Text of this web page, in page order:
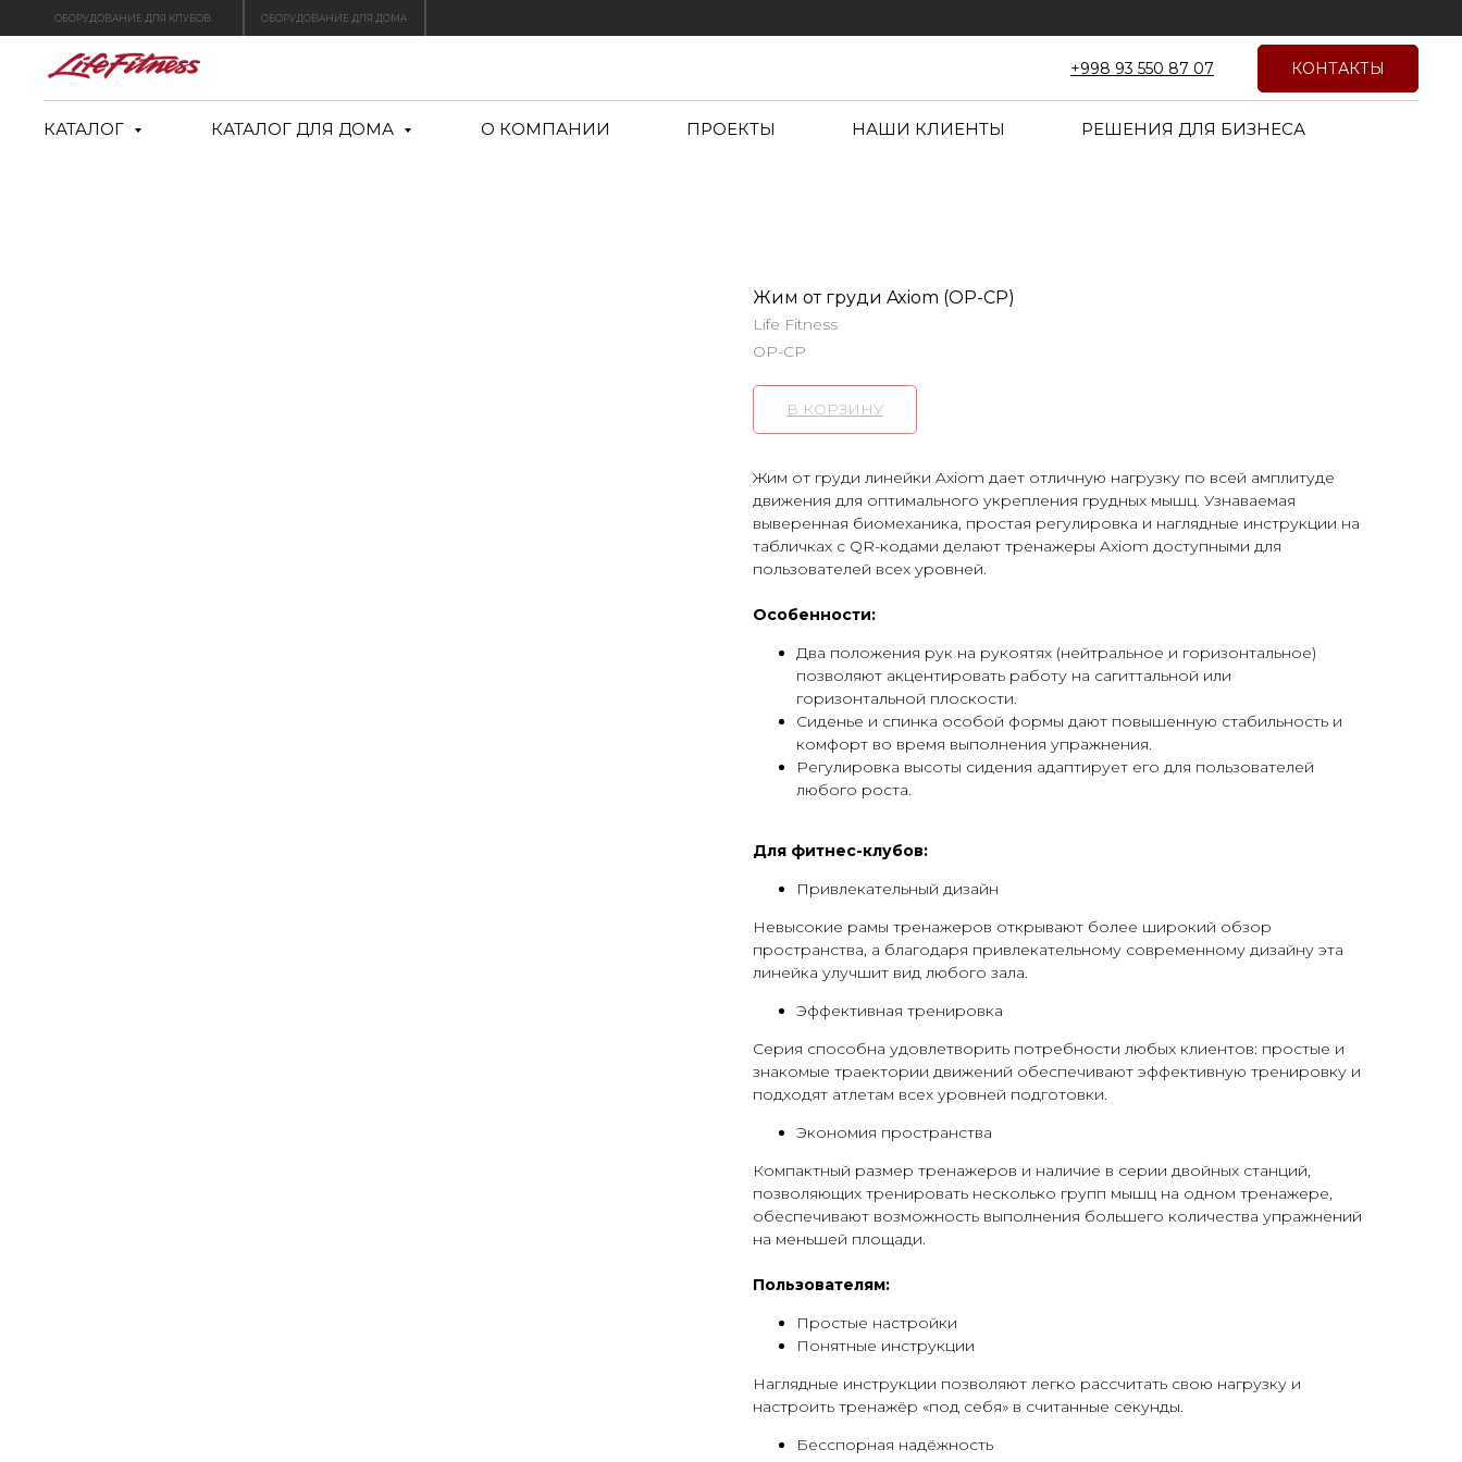
ОБОРУДОВАНИЕ ДЛЯ КЛУБОВ ОБОРУДОВАНИЕ ДЛЯ ДОМА
+998 93 550 87 07 КОНТАКТЫ
КАТАЛОГ КАТАЛОГ ДЛЯ ДОМА О КОМПАНИИ ПРОЕКТЫ НАШИ КЛИЕНТЫ РЕШЕНИЯ ДЛЯ БИЗНЕСА
Жим от груди Axiom (OP-CP)
Life Fitness
OP-CP
В КОРЗИНУ
Жим от груди линейки Axiom дает отличную нагрузку по всей амплитуде
движения для оптимального укрепления грудных мышц. Узнаваемая
выверенная биомеханика, простая регулировка и наглядные инструкции на
табличках с QR-кодами делают тренажеры Axiom доступными для
пользователей всех уровней.
Особенности:
Два положения рук на рукоятях (нейтральное и горизонтальное)
позволяют акцентировать работу на сагиттальной или
горизонтальной плоскости.
Сиденье и спинка особой формы дают повышенную стабильность и
комфорт во время выполнения упражнения.
Регулировка высоты сидения адаптирует его для пользователей
любого роста.
Для фитнес-клубов:
Привлекательный дизайн
Невысокие рамы тренажеров открывают более широкий обзор
пространства, а благодаря привлекательному современному дизайну эта
линейка улучшит вид любого зала.
Эффективная тренировка
Серия способна удовлетворить потребности любых клиентов: простые и
знакомые траектории движений обеспечивают эффективную тренировку и
подходят атлетам всех уровней подготовки.
Экономия пространства
Компактный размер тренажеров и наличие в серии двойных станций,
позволяющих тренировать несколько групп мышц на одном тренажере,
обеспечивают возможность выполнения большего количества упражнений
на меньшей площади.
Пользователям:
Простые настройки
Понятные инструкции
Наглядные инструкции позволяют легко рассчитать свою нагрузку и
настроить тренажёр «под себя» в считанные секунды.
Бесспорная надёжность